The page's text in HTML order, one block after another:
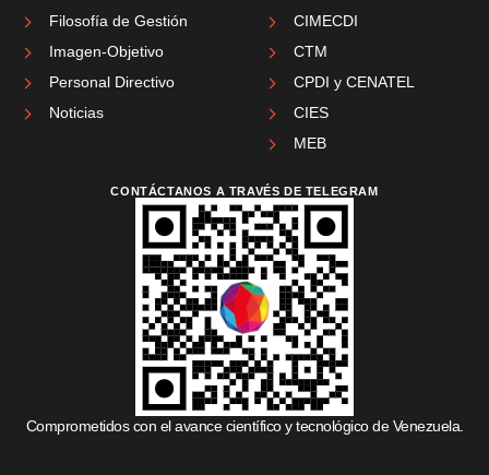
Filosofía de Gestión
Imagen-Objetivo
Personal Directivo
Noticias
CIMECDI
CTM
CPDI y CENATEL
CIES
MEB
CONTÁCTANOS A TRAVÉS DE TELEGRAM
Comprometidos con el avance científico y tecnológico de Venezuela.